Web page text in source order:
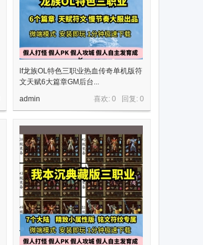
lf龙族OL特色三职业热血传奇单机版符
文天赋6大篇章GM后台...
喜欢: 0 回复: 0
admin